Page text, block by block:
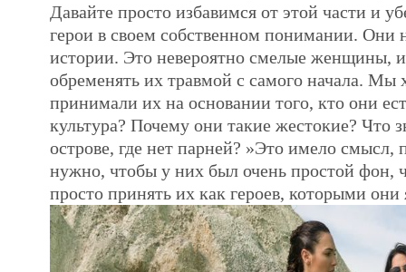
Давайте просто избавимся от этой части и
герои в своем собственном понимании. Они
истории. Это невероятно смелые женщины,
обременять их травмой с самого начала.
принимали их на основании того, кто они
культура? Почему они такие жестокие? Что
острове, где нет парней? »Это имело смысл,
нужно, чтобы у них был очень простой фон,
просто принять их как героев, которыми они